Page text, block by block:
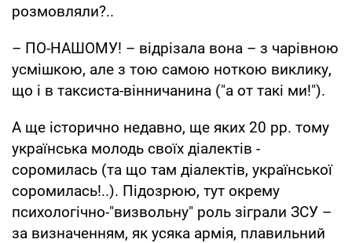
розмовляли?..
– ПО-НАШОМУ! – відрізала вона – з чарівною
усмішкою, але з тою самою ноткою виклику,
що і в таксиста-вінничанина ("а от такі ми!").
А ще історично недавно, ще яких 20 рр. тому
українська молодь своїх діалектів -
соромилась (та що там діалектів, української
соромилась!..). Підозрюю, тут окрему
психологічно-"визвольну" роль зіграли ЗСУ –
за визначенням, як усяка армія, плавильний